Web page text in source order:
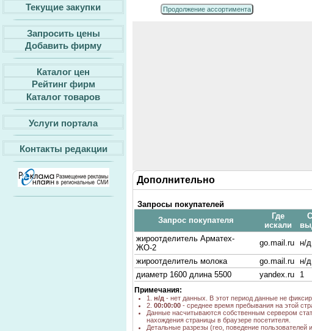
Текущие закупки
Запросить цены
Добавить фирму
Каталог цен
Рейтинг фирм
Каталог товаров
Услуги портала
Контакты редакции
Продолжение ассортимента
Дополнительно
Запросы покупателей
Запрос покупателя
Где
искали
жироотделитель Арматех-
ЖО-2
go.mail.ru н/д
жироотделитель молока
go.mail.ru н/д
диаметр 1600 длина 5500
yandex.ru 1
Примечания:
1. н/д - нет данных. В этот период данные не
2. 00:00:00 - среднее время пребывания на этой
Данные насчитываются собственным сервером
нахождения страницы в браузере посетителя.
Детальные разрезы (гео, поведение пользователей